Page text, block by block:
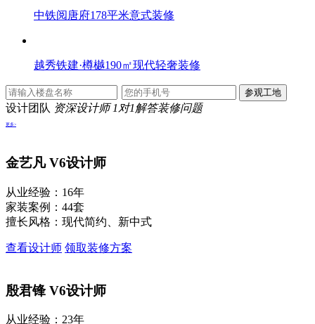
中铁阅唐府178平米意式装修
越秀铁建·樽樾190㎡现代轻奢装修
设计团队 资深设计师 1对1解答装修问题
更多>
金艺凡V6设计师
从业经验：16年
家装案例：44套
擅长风格：现代简约、新中式
查看设计师 领取装修方案
殷君锋 V6设计师
从业经验：23年